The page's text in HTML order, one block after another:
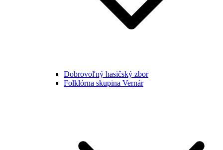
Dobrovoľný hasičský zbor
Folklórna skupina Vernár